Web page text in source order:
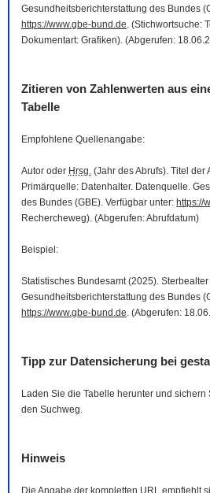
Gesundheitsberichterstattung des Bundes
https://www.gbe-bund.de. (Stichwortsuche:
Dokumentart: Grafiken). (Abgerufen:
Zitieren von Zahlenwerten aus
Tabelle
Empfohlene Quellenangabe:
Autor oder Hrsg. (Jahr des Abrufs). Titel
Primärquelle: Datenhalter. Datenquelle.
des Bundes (GBE). Verfügbar unter: https://
Rechercheweg). (Abgerufen: Abrufdatum)
Beispiel:
Statistisches Bundesamt (2025).
Gesundheitsberichterstattung des Bundes
https://www.gbe-bund.de. (Abgerufen:
Tipp zur Datensicherung bei
Laden Sie die Tabelle herunter und
den Suchweg.
Hinweis